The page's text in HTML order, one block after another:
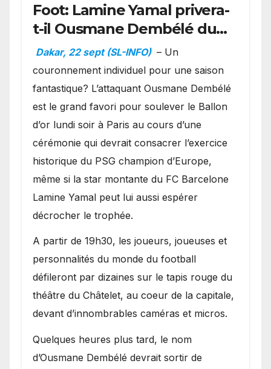
Foot: Lamine Yamal privera-
t-il Ousmane Dembélé du
Ballon d’or ?
Dakar, 22 sept (SL-INFO) – Un
couronnement individuel pour une saison
fantastique? L’attaquant Ousmane Dembélé
est le grand favori pour soulever le Ballon
d’or lundi soir à Paris au cours d’une
cérémonie qui devrait consacrer l’exercice
historique du PSG champion d’Europe,
même si la star montante du FC Barcelone
Lamine Yamal peut lui aussi espérer
décrocher le trophée.
A partir de 19h30, les joueurs, joueuses et
personnalités du monde du football
défileront par dizaines sur le tapis rouge du
théâtre du Châtelet, au coeur de la capitale,
devant d’innombrables caméras et micros.
Quelques heures plus tard, le nom
d’Ousmane Dembélé devrait sortir de